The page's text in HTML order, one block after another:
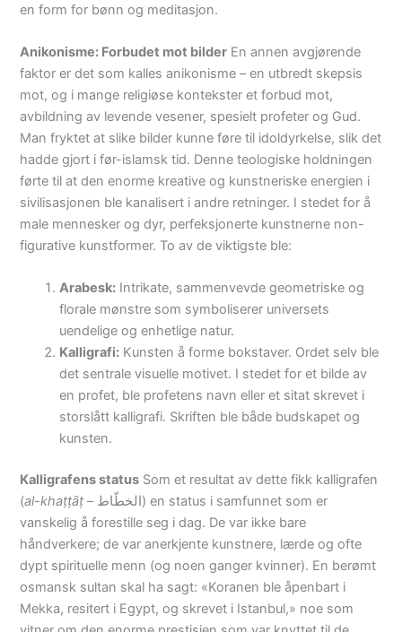
en form for bønn og meditasjon.
Anikonisme: Forbudet mot bilder En annen avgjørende
faktor er det som kalles anikonisme – en utbredt skepsis
mot, og i mange religiøse kontekster et forbud mot,
avbildning av levende vesener, spesielt profeter og Gud.
Man fryktet at slike bilder kunne føre til idoldyrkelse, slik det
hadde gjort i før-islamsk tid. Denne teologiske holdningen
førte til at den enorme kreative og kunstneriske energien i
sivilisasjonen ble kanalisert i andre retninger. I stedet for å
male mennesker og dyr, perfeksjonerte kunstnerne non-
figurative kunstformer. To av de viktigste ble:
Arabesk: Intrikate, sammenvevde geometriske og
florale mønstre som symboliserer universets
uendelige og enhetlige natur.
Kalligrafi: Kunsten å forme bokstaver. Ordet selv ble
det sentrale visuelle motivet. I stedet for et bilde av
en profet, ble profetens navn eller et sitat skrevet i
storslått kalligrafi. Skriften ble både budskapet og
kunsten.
Kalligrafens status Som et resultat av dette fikk kalligrafen
(al-khaṭṭāṭ – الخطّاط) en status i samfunnet som er
vanskelig å forestille seg i dag. De var ikke bare
håndverkere; de var anerkjente kunstnere, lærde og ofte
dypt spirituelle menn (og noen ganger kvinner). En berømt
osmansk sultan skal ha sagt: «Koranen ble åpenbart i
Mekka, resitert i Egypt, og skrevet i Istanbul,» noe som